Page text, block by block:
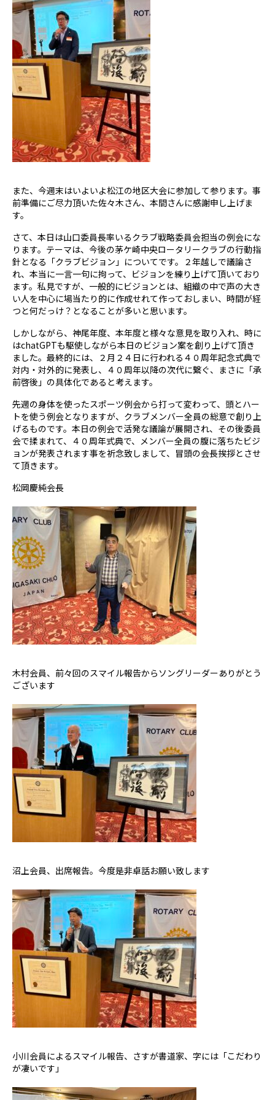
また、今週末はいよいよ松江の地区大会に参加して参ります。事
前準備にご尽力頂いた佐々木さん、本間さんに感謝申し上げま
す。
さて、本日は山口委員長率いるクラブ戦略委員会担当の例会にな
ります。テーマは、今後の茅ケ崎中央ロータリークラブの行動指
針となる「クラブビジョン」についてです。２年越しで議論さ
れ、本当に一言一句に拘って、ビジョンを練り上げて頂いており
ます。私見ですが、一般的にビジョンとは、組織の中で声の大き
い人を中心に場当たり的に作成せれて作っておしまい、時間が経
つと何だっけ？となることが多いと思います。
しかしながら、神尾年度、本年度と様々な意見を取り入れ、時に
はchatGPTも駆使しながら本日のビジョン案を創り上げて頂き
ました。最終的には、２月２４日に行われる４０周年記念式典で
対内・対外的に発表し、４０周年以降の次代に繋ぐ、まさに「承
前啓後」の具体化であると考えます。
先週の身体を使ったスポーツ例会から打って変わって、頭とハー
トを使う例会となりますが、クラブメンバー全員の総意で創り上
げるものです。本日の例会で活発な議論が展開され、その後委員
会で揉まれて、４０周年式典で、メンバー全員の腹に落ちたビジ
ョンが発表されます事を祈念致しまして、冒頭の会長挨拶とさせ
て頂きます。
松岡慶純会長
木村会員、前々回のスマイル報告からソングリーダーありがとう
ございます
沼上会員、出席報告。今度是非卓話お願い致します
小川会員によるスマイル報告、さすが書道家、字には「こだわり
が凄いです」